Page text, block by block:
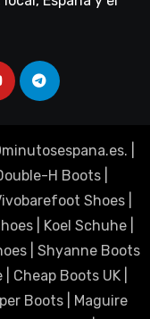
. |
H Boots
Shoes|
| Koel Schuhe|
| Shyanne Boots
| Cheap Boots UK
Boots| Maguire